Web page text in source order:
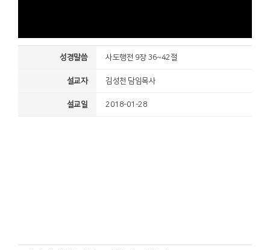
성경말씀 사도행전 9장 36~42절
설교자 김성천 담임목사
설교일 2018-01-28